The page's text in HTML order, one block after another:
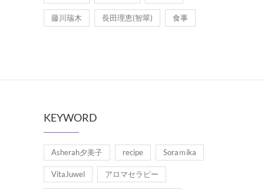
藤川瑞木 長田理恵(智翠) 食事
KEYWORD
Asherah夕美子 recipe Soraｍika
VitaJuwel アロマセラピー